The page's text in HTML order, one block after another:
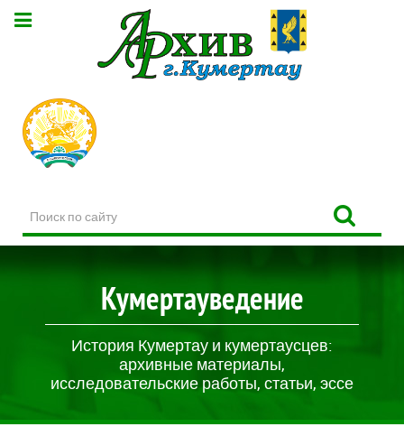
по
сайту
Кумертауведение
История Кумертау и кумертаусцев:
архивные материалы,
исследовательские работы, статьи, эссе